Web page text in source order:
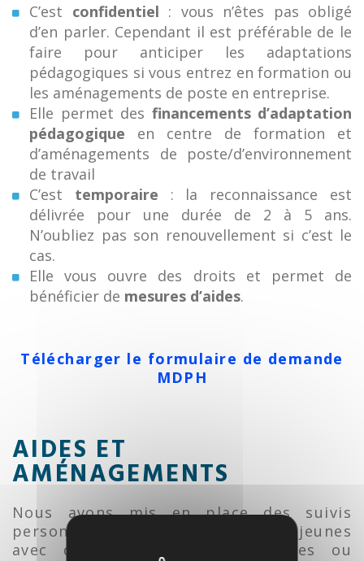
C’est confidentiel : vous n’êtes pas obligé
d’en parler. Cependant il est préférable de le
faire pour anticiper les adaptations
pédagogiques si vous entrez en formation ou
les aménagements de poste en entreprise.
Elle permet des financements d’adaptation
pédagogique en centre de formation et
d’aménagements de poste/d’environnement
de travail
C’est temporaire : la reconnaissance est
délivrée pour une durée de 2 à 5 ans.
N’oubliez pas son renouvellement si c’est le
cas.
Elle vous ouvre des droits et permet de
bénéficier de mesures d’aides.
Télécharger le formulaire de demande
MDPH
AIDES ET
AMÉNAGEMENTS
Nous avons mis en place des suivis
personnalisés auprès de certains jeunes
avec des troubles DYS multiples ou